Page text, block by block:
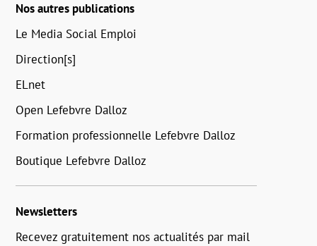
Nos autres publications
Le Media Social Emploi
Direction[s]
ELnet
Open Lefebvre Dalloz
Formation professionnelle Lefebvre Dalloz
Boutique Lefebvre Dalloz
Newsletters
Recevez gratuitement nos actualités par mail